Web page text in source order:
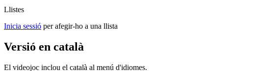
Llistes
Inicia sessió per afegir-ho a una llista
Versió en català
El videojoc inclou el català al menú d'idiomes.